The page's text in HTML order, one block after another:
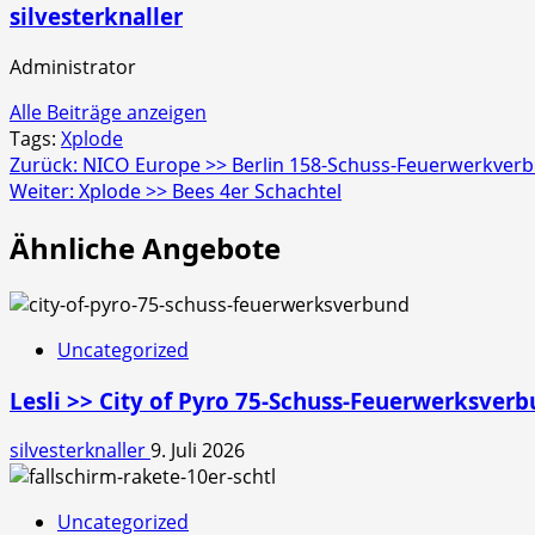
silvesterknaller
Administrator
Alle Beiträge anzeigen
Tags: Xplode
Beitragsnavigation
Zurück: NICO Europe >> Berlin 158-Schuss-
Weiter: Xplode >> Bees 4er Schachtel
Ähnliche Angebote
Uncategorized
Lesli >> City of Pyro 75-Schuss-
silvesterknaller9. Juli 2026
Uncategorized